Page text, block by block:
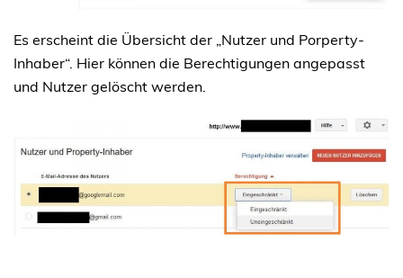
Es erscheint die Übersicht der „Nutzer und Porperty-
Inhaber“. Hier können die Berechtigungen angepasst
und Nutzer gelöscht werden.